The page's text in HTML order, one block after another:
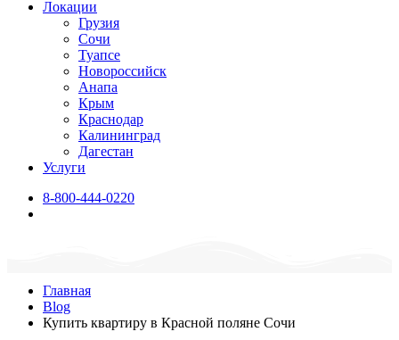
Локации
Грузия
Сочи
Туапсе
Новороссийск
Анапа
Крым
Краснодар
Калининград
Дагестан
Услуги
8-800-444-0220
Главная
Blog
Купить квартиру в Красной поляне Сочи